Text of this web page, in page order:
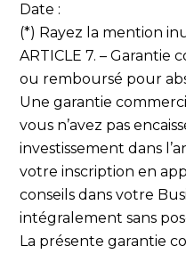
Date :
(*) Rayez la mention
ARTICLE 7. – Garantie
ou remboursé pour
Une garantie
vous n’avez pas
investissement dans
votre inscription en
conseils dans votre
intégralement sans
La présente garantie